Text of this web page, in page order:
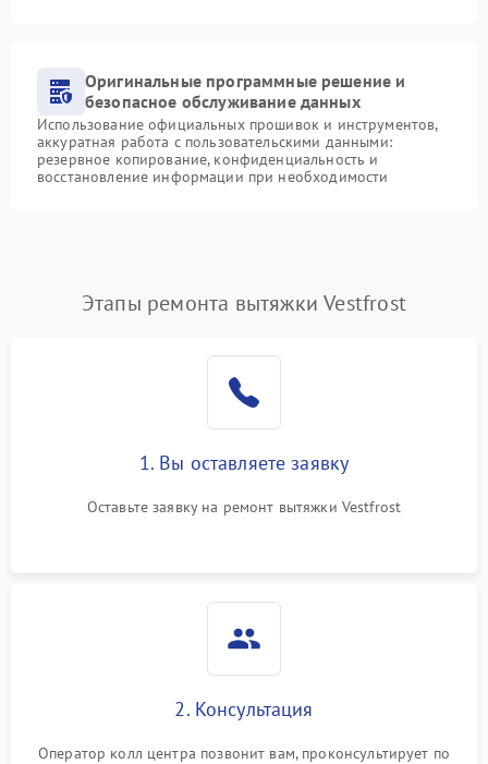
Оригинальные программные решение и
безопасное обслуживание данных
Использование официальных прошивок и инструментов,
аккуратная работа с пользовательскими данными:
резервное копирование, конфиденциальность и
восстановление информации при необходимости
Этапы ремонта вытяжки Vestfrost
1. Вы оставляете заявку
Оставьте заявку на ремонт вытяжки Vestfrost
2. Консультация
Оператор колл центра позвонит вам, проконсультирует по